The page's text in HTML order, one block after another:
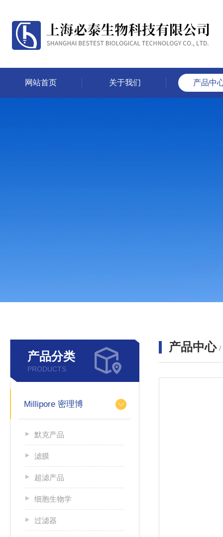
网站首页 关于我们 产品中
产品分类
PRODUCTS
Millipore 密理博
默克产品
滤膜
超滤产品
细胞生物学
过滤器
产品中心 /